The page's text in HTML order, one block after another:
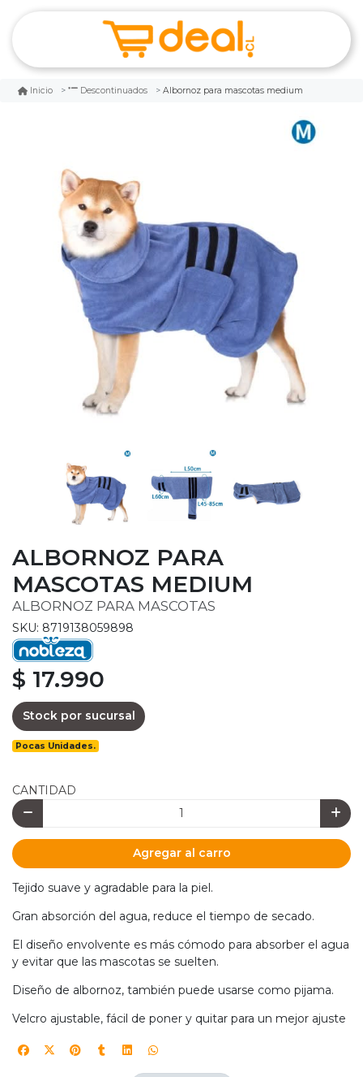
Inicio Descontinuados Albornoz para mascotas medium
ALBORNOZ PARA
MASCOTAS MEDIUM
ALBORNOZ PARA MASCOTAS
SKU: 8719138059898
$ 17.990
Stock por sucursal
Pocas Unidades.
CANTIDAD
Agregar al carro
Tejido suave y agradable para la piel.
Gran absorción del agua, reduce el tiempo de secado.
El diseño envolvente es más cómodo para absorber el agua
y evitar que las mascotas se suelten.
Diseño de albornoz, también puede usarse como pijama.
Velcro ajustable, fácil de poner y quitar para un mejor ajuste